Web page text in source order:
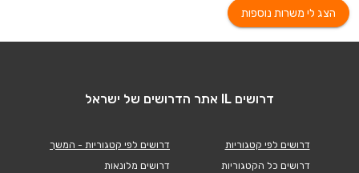
הצג לי משרות נוספות
דרושים IL אתר הדרושים של ישראל
דרושים לפי קטגוריות
דרושים כל הקטגוריות
דרושים לפי קטגוריות - המשך
דרושים מלונאות